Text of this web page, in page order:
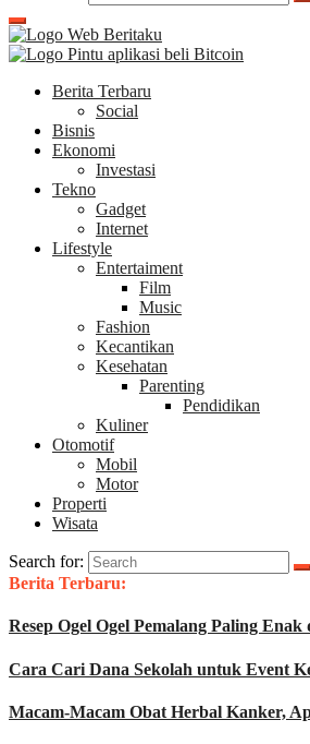
Berita Terbaru
Social
Bisnis
Ekonomi
Investasi
Tekno
Gadget
Internet
Lifestyle
Entertaiment
Film
Music
Fashion
Kecantikan
Kesehatan
Parenting
Pendidikan
Kuliner
Otomotif
Mobil
Motor
Properti
Wisata
Search for:
Berita Terbaru:
Resep Ogel Ogel Pemalang Paling Enak
Cara Cari Dana Sekolah untuk Event
Macam-Macam Obat Herbal Kanker,